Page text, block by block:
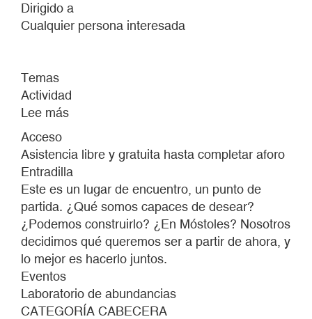
Dirigido a
Cualquier persona interesada
Temas
Actividad
Lee más
DE
ABUNDANCIAS.
Una
exploración
solarpunk
imaginar
deseables.
Acceso
Asistencia libre y gratuita hasta completar aforo
Entradilla
Este es un lugar de encuentro, un punto de
partida. ¿Qué somos capaces de desear?
¿Podemos construirlo? ¿En Móstoles? Nosotros
decidimos qué queremos ser a partir de ahora, y
lo mejor es hacerlo juntos.
Eventos
Laboratorio de abundancias
CATEGORÍA CABECERA